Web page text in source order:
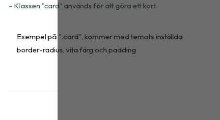
- Klassen "card" används för att göra ett kort
Exempel på ".card", kommer med temats inställda
border-radius, vita färg och padding